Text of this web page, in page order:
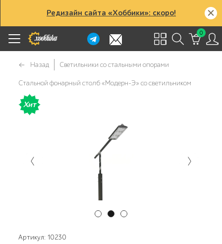
Редизайн сайта «Хоббики»: скоро!
0
Назад Светильники со стальными опорами
Стальной фонарный столб «Модерн-Э» со светильником
Хит
Артикул: 10230